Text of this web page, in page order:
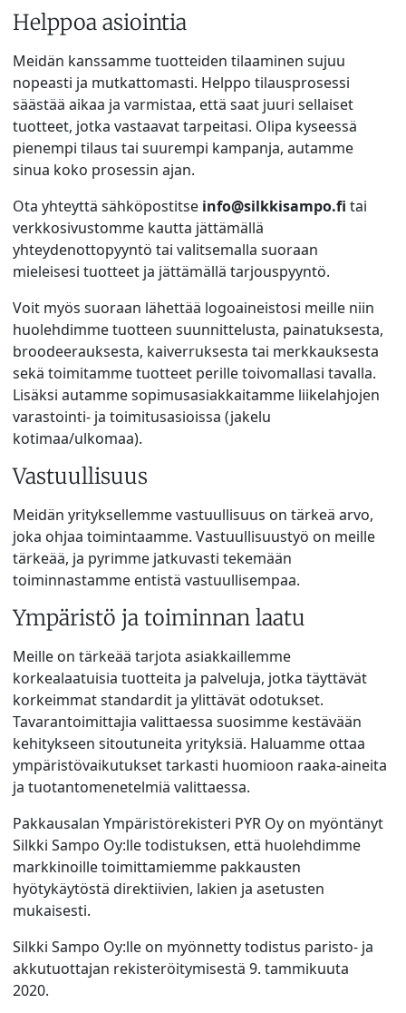
Helppoa asiointia
Meidän kanssamme tuotteiden tilaaminen sujuu
nopeasti ja mutkattomasti. Helppo tilausprosessi
säästää aikaa ja varmistaa, että saat juuri sellaiset
tuotteet, jotka vastaavat tarpeitasi. Olipa kyseessä
pienempi tilaus tai suurempi kampanja, autamme
sinua koko prosessin ajan.
Ota yhteyttä sähköpostitse info@silkkisampo.fi tai
verkkosivustomme kautta jättämällä
yhteydenottopyyntö tai valitsemalla suoraan
mieleisesi tuotteet ja jättämällä tarjouspyyntö.
Voit myös suoraan lähettää logoaineistosi meille niin
huolehdimme tuotteen suunnittelusta, painatuksesta,
broodeerauksesta, kaiverruksesta tai merkkauksesta
sekä toimitamme tuotteet perille toivomallasi tavalla.
Lisäksi autamme sopimusasiakkaitamme liikelahjojen
varastointi- ja toimitusasioissa (jakelu
kotimaa/ulkomaa).
Vastuullisuus
Meidän yrityksellemme vastuullisuus on tärkeä arvo,
joka ohjaa toimintaamme. Vastuullisuustyö on meille
tärkeää, ja pyrimme jatkuvasti tekemään
toiminnastamme entistä vastuullisempaa.
Ympäristö ja toiminnan laatu
Meille on tärkeää tarjota asiakkaillemme
korkealaatuisia tuotteita ja palveluja, jotka täyttävät
korkeimmat standardit ja ylittävät odotukset.
Tavarantoimittajia valittaessa suosimme kestävään
kehitykseen sitoutuneita yrityksiä. Haluamme ottaa
ympäristövaikutukset tarkasti huomioon raaka-aineita
ja tuotantomenetelmiä valittaessa.
Pakkausalan Ympäristörekisteri PYR Oy on myöntänyt
Silkki Sampo Oy:lle todistuksen, että huolehdimme
markkinoille toimittamiemme pakkausten
hyötykäytöstä direktiivien, lakien ja asetusten
mukaisesti.
Silkki Sampo Oy:lle on myönnetty todistus paristo- ja
akkutuottajan rekisteröitymisestä 9. tammikuuta
2020.